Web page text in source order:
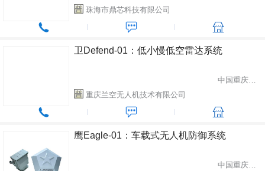
珠海市鼎芯科技有限公司
卫Defend-01：低小慢低空雷达系统
中国重庆市渝北区
重庆兰空无人机技术有限公司
鹰Eagle-01：车载式无人机防御系统
中国重庆市渝北区